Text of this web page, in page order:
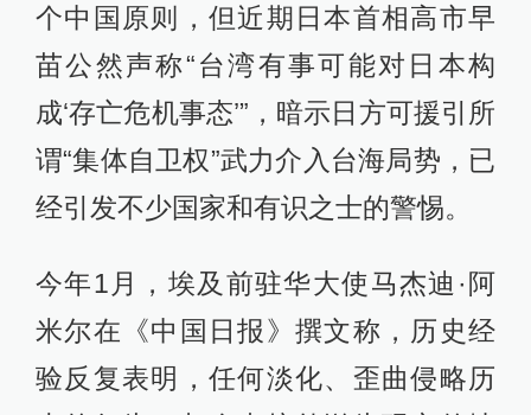
个中国原则，但近期日本首相高市早
苗公然声称“台湾有事可能对日本构
成‘存亡危机事态’”，暗示日方可援引所
谓“集体自卫权”武力介入台海局势，已
经引发不少国家和有识之士的警惕。
今年1月，埃及前驻华大使马杰迪·阿
米尔在《中国日报》撰文称，历史经
验反复表明，任何淡化、歪曲侵略历